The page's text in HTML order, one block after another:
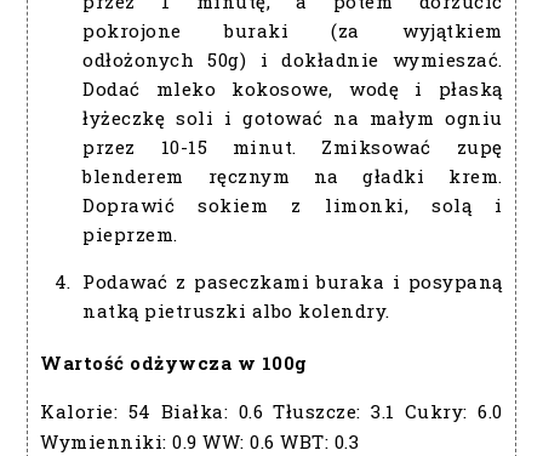
pokrojone buraki (za wyjątkiem
odłożonych 50g) i dokładnie wymieszać.
Dodać mleko kokosowe, wodę i płaską
łyżeczkę soli i gotować na małym ogniu
przez 10-15 minut. Zmiksować zupę
blenderem ręcznym na gładki krem.
Doprawić sokiem z limonki, solą i
pieprzem.
Podawać z paseczkami buraka i posypaną
natką pietruszki albo kolendry.
Wartość odżywcza w 100g
Kalorie: 54 Białka: 0.6 Tłuszcze:3.1 Cukry:6.0
Wymienniki:0.9 WW:0.6 WBT: 0.3